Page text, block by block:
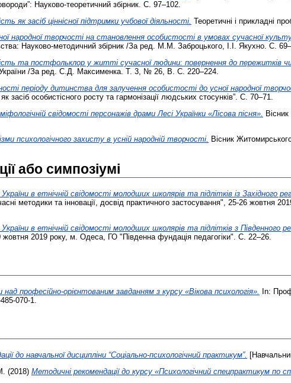
Науково-теоретичний збірник. С. 97–102.
як засіб ціннісної підтримки учбової діяльності. Теоретичні і прикладні
народної творчості на становлення особистості в умовах сучасної
Науково-методичний збірник /За ред. М.М. Заброцького, І.І. Якухно. С.
та постфольклор у житті сучасної людини: повернення до пережитків чи
України /За ред. С.Д. Максименка. Т. 3, № 26, В. С. 220–224.
періоду дитинства для залучення особистості до усної народної
засіб особистісного росту та гармонізації людських стосунків”. С. 70–71.
свідомості персонажів драми Лесі Українки «Лісова пісня».
психологічного захисту в усній народній творчості. Вісник
або симпозіумі
в етнічній свідомості молодших школярів та підлітків із Західного
методики та інновації, досвід практичного застосування", 25-26 жовтня
в етнічній свідомості молодших школярів та підлітків з Південного
жовтня 2019 року, м. Одеса, ГО "Південна фундація педагогіки". С. 22–26.
професійно-орієнтованим завданням з курсу «Вікова психологія». In:
070-1.
до навчальної дисципліни “Соціально-психологічний практикум”.
(2018) Методичні рекомендації до курсу «Психологічний спецпрактикум по